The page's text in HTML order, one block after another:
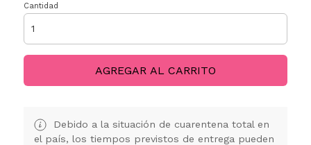
Cantidad
AGREGAR AL CARRITO
Debido a la situación de cuarentena total en
el país, los tiempos previstos de entrega pueden